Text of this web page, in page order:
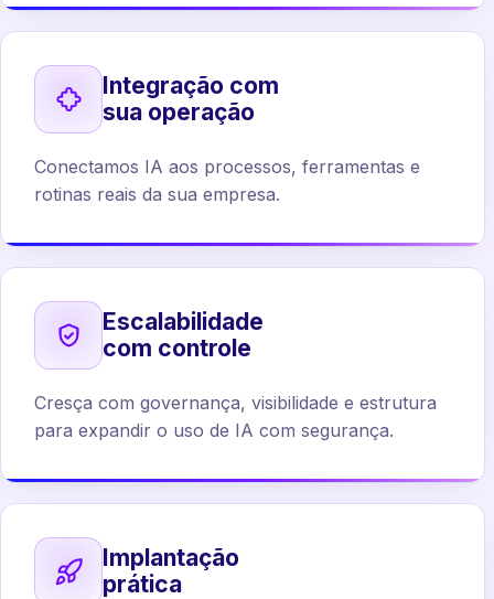
Integração com
sua operação
Conectamos IA aos processos, ferramentas e
rotinas reais da sua empresa.
Escalabilidade
com controle
Cresça com governança, visibilidade e estrutura
para expandir o uso de IA com segurança.
Implantação
prática